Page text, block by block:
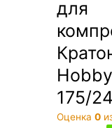
для
175/24
Оценка0